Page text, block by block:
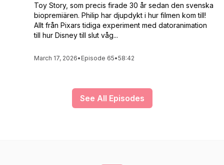
Toy Story, som precis firade 30 år sedan den svenska
biopremiären. Philip har djupdykt i hur filmen kom till!
Allt från Pixars tidiga experiment med datoranimation
till hur Disney till slut våg...
March 17, 2026• Episode 65•58:42
See All Episodes